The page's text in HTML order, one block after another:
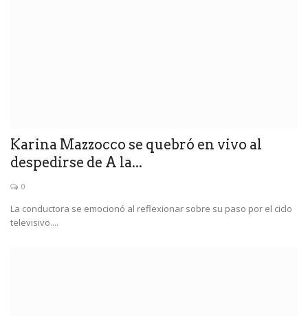
Karina Mazzocco se quebró en vivo al
despedirse de A la...
0
La conductora se emocionó al reflexionar sobre su paso por el ciclo
televisivo....